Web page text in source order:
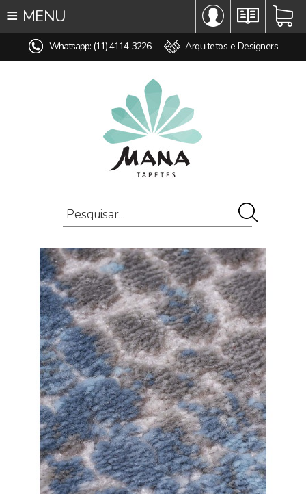
∞ TODOS OS TAPETES
♥ TAPETES SOB MEDIDA
COMPOSIÇÃO
OFERTAS
≡ MENU
Whatsapp: (11) 4114-3226 Arquitetos e Designers